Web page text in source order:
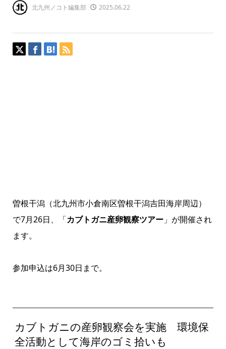
北九州ノコト編集部 2025.06.22
曽根干潟（北九州市小倉南区曽根干潟吉田海岸周辺）
で7月26日、「カブトガニ産卵観察ツアー」が開催され
ます。
参加申込は6月30日まで。
カブトガニの産卵観察会を実施 環境保
全活動として海岸のゴミ拾いも